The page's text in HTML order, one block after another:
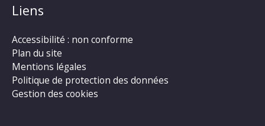
Liens
Accessibilité : non conforme
Plan du site
Mentions légales
Politique de protection des données
Gestion des cookies